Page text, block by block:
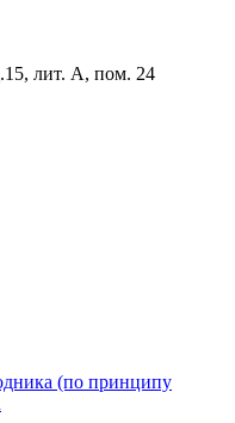
лит. А, пом. 24